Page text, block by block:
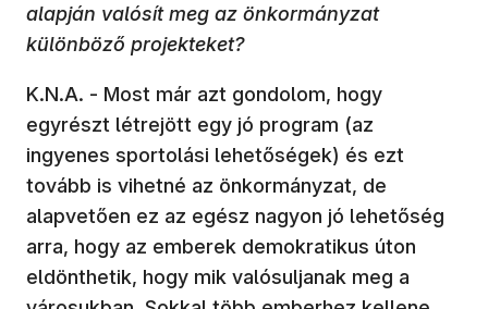
alapján valósít meg az önkormányzat
különböző projekteket?
K.N.A. - Most már azt gondolom, hogy
egyrészt létrejött egy jó program (az
ingyenes sportolási lehetőségek) és ezt
tovább is vihetné az önkormányzat, de
alapvetően ez az egész nagyon jó lehetőség
arra, hogy az emberek demokratikus úton
eldönthetik, hogy mik valósuljanak meg a